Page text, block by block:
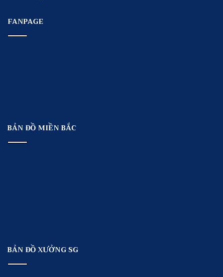
FANPAGE
BẢN ĐỒ MIỀN BẮC
BẢN ĐỒ XƯỞNG SG